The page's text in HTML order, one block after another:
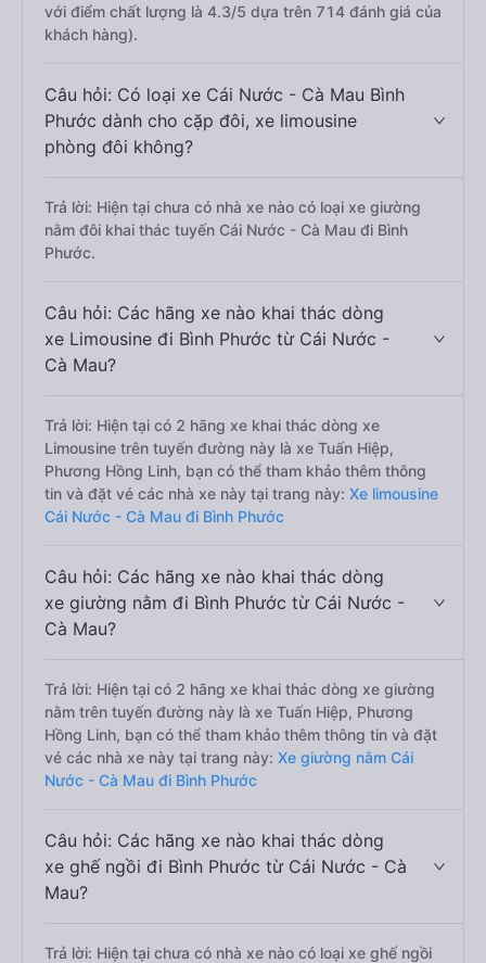
với điểm chất lượng là 4.3/5 dựa trên 714 đánh giá của
khách hàng).
Câu hỏi: Có loại xe Cái Nước - Cà Mau Bình
Phước dành cho cặp đôi, xe limousine
phòng đôi không?
Trả lời: Hiện tại chưa có nhà xe nào có loại xe giường
nằm đôi khai thác tuyến Cái Nước - Cà Mau đi Bình
Phước.
Câu hỏi: Các hãng xe nào khai thác dòng
xe Limousine đi Bình Phước từ Cái Nước -
Cà Mau?
Trả lời: Hiện tại có 2 hãng xe khai thác dòng xe
Limousine trên tuyến đường này là xe Tuấn Hiệp,
Phương Hồng Linh, bạn có thể tham khảo thêm thông
tin và đặt vé các nhà xe này tại trang này: Xe limousine
Cái Nước - Cà Mau đi Bình Phước
Câu hỏi: Các hãng xe nào khai thác dòng
xe giường nằm đi Bình Phước từ Cái Nước -
Cà Mau?
Trả lời: Hiện tại có 2 hãng xe khai thác dòng xe giường
nằm trên tuyến đường này là xe Tuấn Hiệp, Phương
Hồng Linh, bạn có thể tham khảo thêm thông tin và đặt
vé các nhà xe này tại trang này: Xe giường nằm Cái
Nước - Cà Mau đi Bình Phước
Câu hỏi: Các hãng xe nào khai thác dòng
xe ghế ngồi đi Bình Phước từ Cái Nước - Cà
Mau?
Trả lời: Hiện tại chưa có nhà xe nào có loại xe ghế ngồi